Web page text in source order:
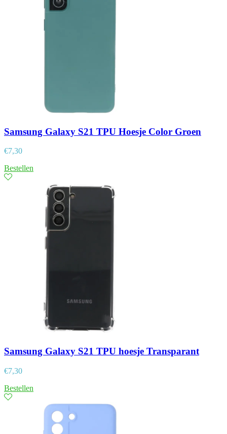
Samsung Galaxy S21 TPU Hoesje Color Groen
€7,30
Bestellen
Samsung Galaxy S21 TPU hoesje Transparant
€7,30
Bestellen